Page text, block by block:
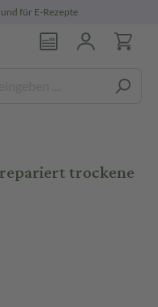
für E-Rezepte
trockene